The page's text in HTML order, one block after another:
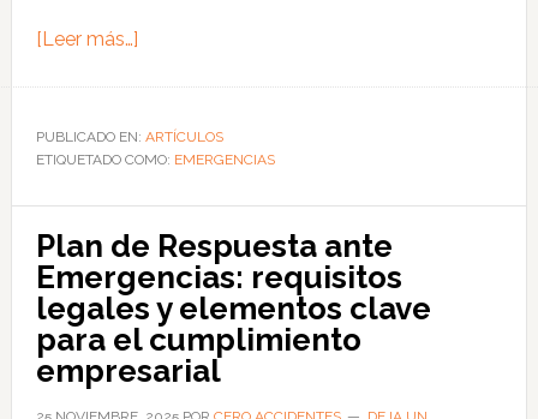
[Leer más…]acerca
de
emergencia
esenciales
de
un
plan
de
respuesta
PUBLICADO EN: ARTÍCULOS
ETIQUETADO COMO: EMERGENCIAS
Plan de Respuesta ante
Emergencias: requisitos
legales y elementos clave
para el cumplimiento
empresarial